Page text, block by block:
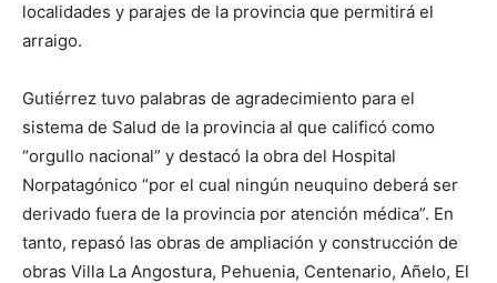
localidades y parajes de la provincia que permitirá el
arraigo.
Gutiérrez tuvo palabras de agradecimiento para el
sistema de Salud de la provincia al que calificó como
“orgullo nacional” y destacó la obra del Hospital
Norpatagónico “por el cual ningún neuquino deberá ser
derivado fuera de la provincia por atención médica”. En
tanto, repasó las obras de ampliación y construcción de
obras Villa La Angostura, Pehuenia, Centenario, Añelo, El